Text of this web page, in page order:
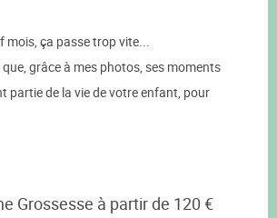
mois, ça passe trop vite...
grâce à mes photos, ses moments
partie de la vie de votre enfant, pour
Grossesse à partir de 120 €